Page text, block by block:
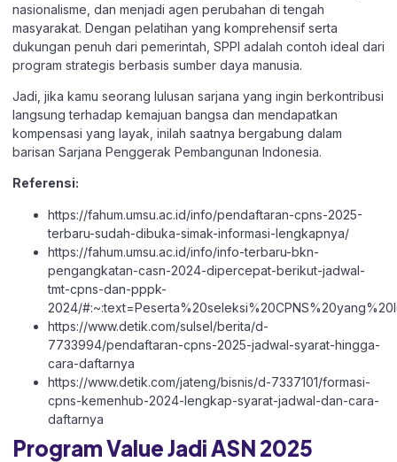
nasionalisme, dan menjadi agen perubahan di tengah
masyarakat. Dengan pelatihan yang komprehensif serta
dukungan penuh dari pemerintah, SPPI adalah contoh ideal dari
program strategis berbasis sumber daya manusia.
Jadi, jika kamu seorang lulusan sarjana yang ingin berkontribusi
langsung terhadap kemajuan bangsa dan mendapatkan
kompensasi yang layak, inilah saatnya bergabung dalam
barisan Sarjana Penggerak Pembangunan Indonesia.
Referensi:
https://fahum.umsu.ac.id/info/pendaftaran-cpns-2025-
terbaru-sudah-dibuka-simak-informasi-lengkapnya/
https://fahum.umsu.ac.id/info/info-terbaru-bkn-
pengangkatan-casn-2024-dipercepat-berikut-jadwal-
tmt-cpns-dan-pppk-
2024/
https://www.detik.com/sulsel/berita/d-
7733994/pendaftaran-cpns-2025-jadwal-syarat-hingga-
cara-daftarnya
https://www.detik.com/jateng/bisnis/d-7337101/formasi-
cpns-kemenhub-2024-lengkap-syarat-jadwal-dan-cara-
daftarnya
Program Value Jadi ASN 2025